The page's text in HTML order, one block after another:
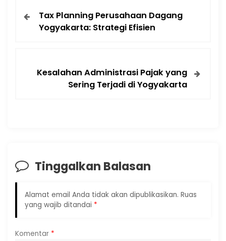
Tax Planning Perusahaan Dagang
Yogyakarta: Strategi Efisien
Kesalahan Administrasi Pajak yang
Sering Terjadi di Yogyakarta
Tinggalkan Balasan
Alamat email Anda tidak akan dipublikasikan. Ruas
yang wajib ditandai *
Komentar *